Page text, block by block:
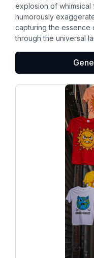
explosion of whimsical
humorously
capturing the essence
through the universal